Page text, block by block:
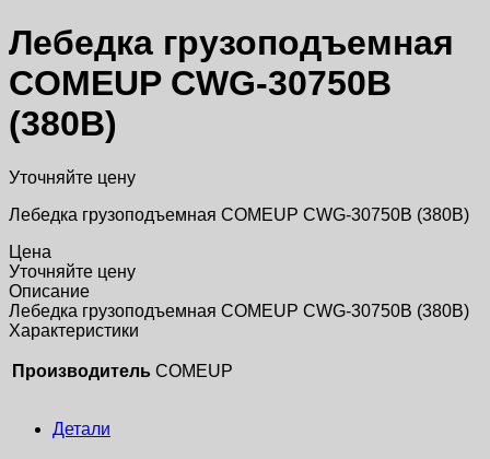
Лебедка грузоподъемная
COMEUP CWG-30750B
(380В)
Уточняйте цену
Лебедка грузоподъемная COMEUP CWG-30750B (380В)
Цена
Уточняйте цену
Описание
Лебедка грузоподъемная COMEUP CWG-30750B (380В)
Характеристики
Производитель COMEUP
Детали